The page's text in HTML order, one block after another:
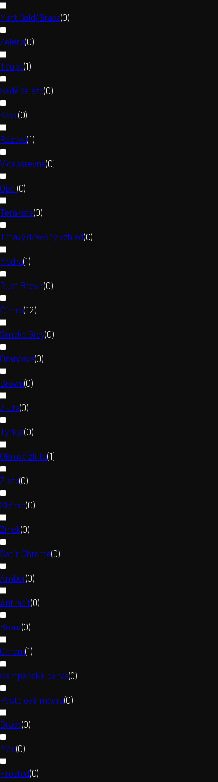
Matt Gold/Brass(0)
Zelená(0)
Taupe(1)
Šedé železo(0)
Káva(0)
Růžová(1)
Vícebarevné(0)
Opál(0)
Terakota(0)
Tmavý dřevěný vzhled(0)
Modrá(1)
Rust Brown(0)
Čierna(12)
Smoke Grey(0)
Oranžová(0)
Brown(0)
Žlutá(0)
Tyrkys(0)
Okrová žlutá(1)
Zlato(0)
Stříbro(0)
Zinek(0)
Satin Chrome(0)
Amber(0)
Antracit(0)
Bronz(0)
Chrom(1)
Šampaňské barva(0)
Pastelově modrá(0)
Brass(0)
Měď(0)
Frosted(0)